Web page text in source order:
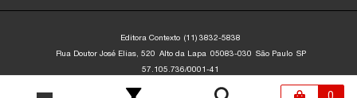
Editora Contexto (11) 3832-5838
Rua Doutor José Elias, 520 Alto da Lapa 05083-030 São Paulo SP
57.105.736/0001-41
Lapa - São Paulo/SP - 05083-030 | contato@editoracontexto.com.br | +55 11